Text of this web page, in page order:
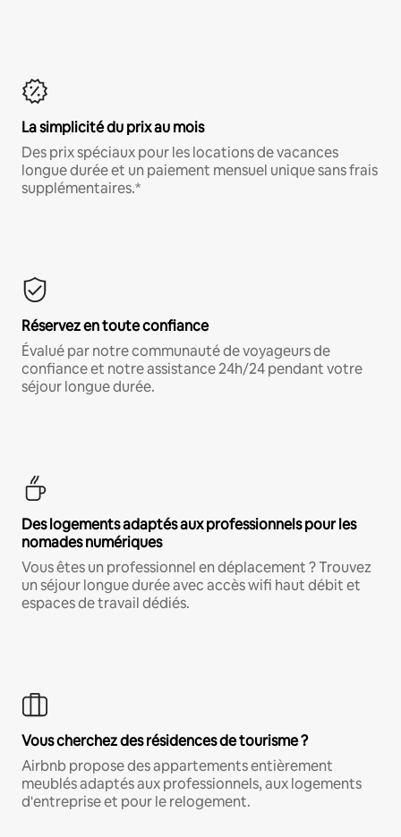
La simplicité du prix au mois
Des prix spéciaux pour les locations de vacances
longue durée et un paiement mensuel unique sans frais
supplémentaires.*
Réservez en toute confiance
Évalué par notre communauté de voyageurs de
confiance et notre assistance 24h/24 pendant votre
séjour longue durée.
Des logements adaptés aux professionnels pour les
nomades numériques
Vous êtes un professionnel en déplacement ? Trouvez
un séjour longue durée avec accès wifi haut débit et
espaces de travail dédiés.
Vous cherchez des résidences de tourisme ?
Airbnb propose des appartements entièrement
meublés adaptés aux professionnels, aux logements
d'entreprise et pour le relogement.